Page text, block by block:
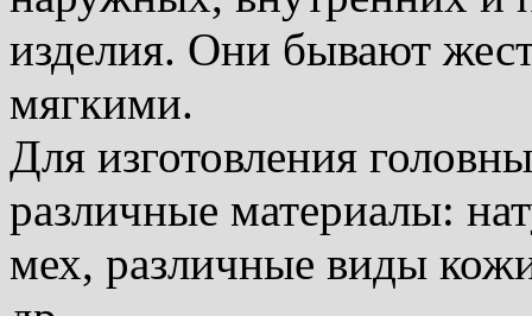
изделия. Они бывают
мягкими.
Для изготовления
различные материалы:
мех, различные виды